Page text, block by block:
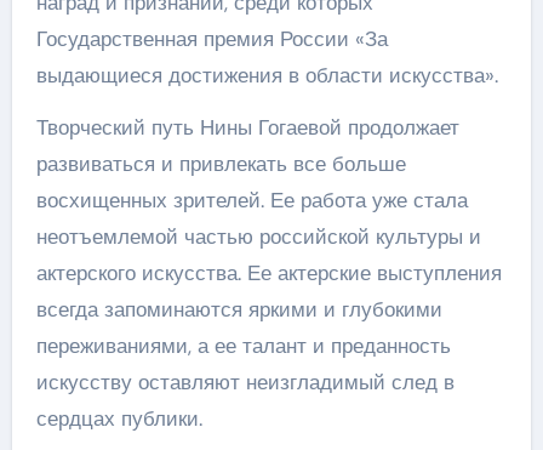
Государственная премия России «За
выдающиеся достижения в области искусства».
Творческий путь Нины Гогаевой продолжает
развиваться и привлекать все больше
восхищенных зрителей. Ее работа уже стала
неотъемлемой частью российской культуры и
актерского искусства. Ее актерские выступления
всегда запоминаются яркими и глубокими
переживаниями, а ее талант и преданность
искусству оставляют неизгладимый след в
сердцах публики.